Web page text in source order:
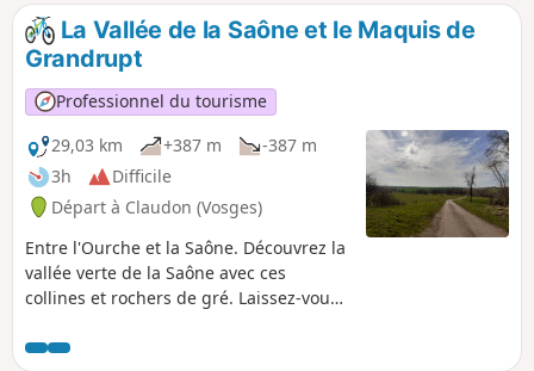
La Vallée de la Saône et le Maquis de
Grandrupt
Professionnel du tourisme
29,03 km
+387 m
-387 m
3h
Difficile
Départ à Claudon (Vosges)
Entre l'Ourche et la Saône. Découvrez la
vallée verte de la Saône avec ces
collines et rochers de gré. Laissez-vous
Saône et de tous ses affluents.